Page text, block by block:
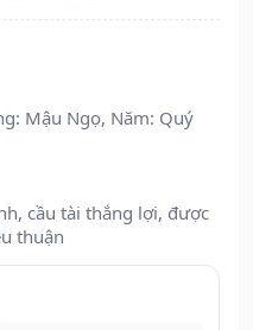
Mậu Ngọ, Năm: Quý
cầu tài thắng lợi, được
thuận